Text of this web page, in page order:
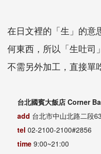
在日文裡的「生」的意
何東西，所以「生吐司
不需另外加工，直接單
台北國賓大飯店 Corner
add 台北市中山北路二段63
tel 02-2100-2100#2856
time 9:00~21:00